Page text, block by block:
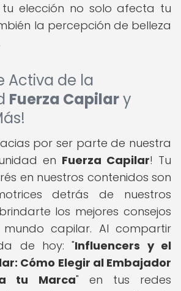
tu elección no solo afecta tu
la percepción de belleza
Activa de la
Fuerza Capilary
por ser parte de nuestra
en Fuerza Capilar! Tu
en nuestros contenidos son
detrás de nuestros
los mejores consejos
capilar. Al compartir
de hoy: "Influencers y el
Cómo Elegir al Embajador
tu Marca" en tus redes